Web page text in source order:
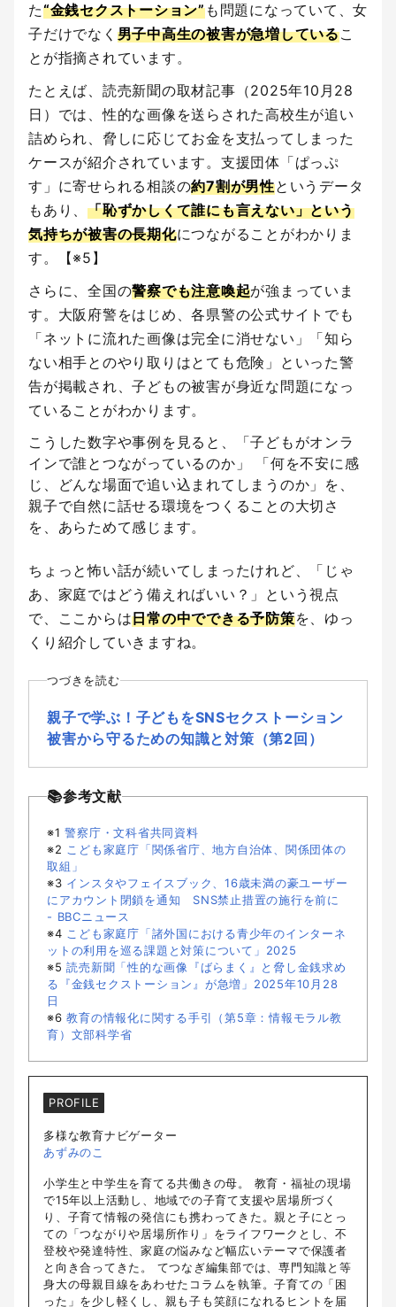
た“金銭セクストーション”も問題になっていて、女
子だけでなく 男子中高生の被害が急増しているこ
とが指摘されています。
たとえば、読売新聞の取材記事（2025年10月28
日）では、性的な画像を送らされた高校生が追い
詰められ、脅しに応じてお金を支払ってしまった
ケースが紹介されています。支援団体「ぱっぷ
す」に寄せられる相談の約7割が男性というデータ
もあり、 「恥ずかしくて誰にも言えない」という
気持ちが被害の長期化につながることがわかりま
す。【※5】
さらに、全国の警察でも注意喚起が強まっていま
す。大阪府警をはじめ、各県警の公式サイトでも
「ネットに流れた画像は完全に消せない」「知ら
ない相手とのやり取りはとても危険」といった警
告が掲載され、子どもの被害が身近な問題になっ
ていることがわかります。
こうした数字や事例を見ると、「子どもがオンラ
インで誰とつながっているのか」 「何を不安に感
じ、どんな場面で追い込まれてしまうのか」を、
親子で自然に話せる環境をつくることの大切さ
を、あらためて感じます。
ちょっと怖い話が続いてしまったけれど、「じゃ
あ、家庭ではどう備えればいい？」という視点
で、ここからは日常の中でできる予防策を、ゆっ
くり紹介していきますね。
つづきを読む
親子で学ぶ！子どもをSNSセクストーション
被害から守るための知識と対策（第2回）
📚参考文献
※1警察庁・文科省共同資料
※2 こども家庭庁「関係省庁、地方自治体、関係団体の
取組」
※3 インスタやフェイスブック、16歳未満の豪ユーザー
にアカウント閉鎖を通知 SNS禁止措置の施行を前に
- BBCニュース
※4 こども家庭庁「諸外国における青少年のインターネ
ットの利用を巡る課題と対策について」2025
※5読売新聞「性的な画像『ばらまく』と脅し金銭求め
る『金銭セクストーション』が急増」2025年10月28
日
※6教育の情報化に関する手引（第5章：情報モラル教
育）文部科学省
PROFILE
多様な教育ナビゲーター
あずみのこ
小学生と中学生を育てる共働きの母。 教育・福祉の現場
で15年以上活動し、地域での子育て支援や居場所づく
り、子育て情報の発信にも携わってきた。親と子にとっ
ての「つながりや居場所作り」をライフワークとし、不
登校や発達特性、家庭の悩みなど幅広いテーマで保護者
と向き合ってきた。 てつなぎ編集部では、専門知識と等
身大の母親目線をあわせたコラムを執筆。子育ての「困
った」を少し軽くし、親も子も笑顔になれるヒントを届